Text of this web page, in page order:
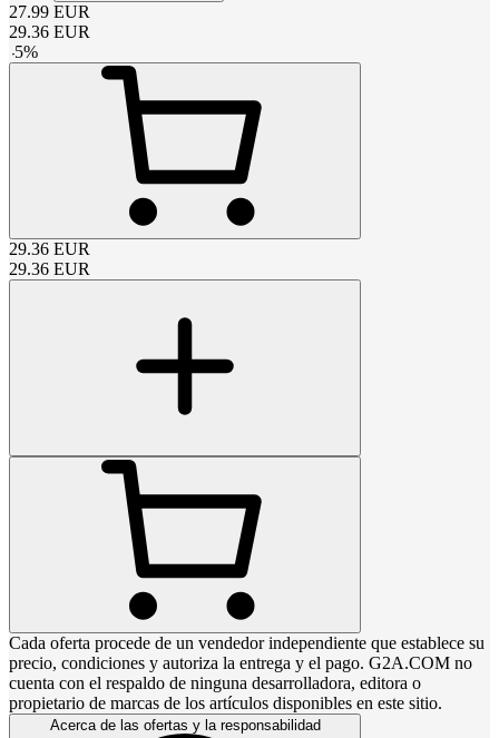
27.99 EUR
29.36 EUR
-5%
29.36 EUR
29.36 EUR
Cada oferta procede de un vendedor independiente que establece su
precio, condiciones y autoriza la entrega y el pago. G2A.COM no
cuenta con el respaldo de ninguna desarrolladora, editora o
propietario de marcas de los artículos disponibles en este sitio.
Acerca de las ofertas y la responsabilidad